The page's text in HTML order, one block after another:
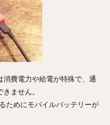
費電力や給電が特殊で、通
ません。
ためにモバイルバッテリーが